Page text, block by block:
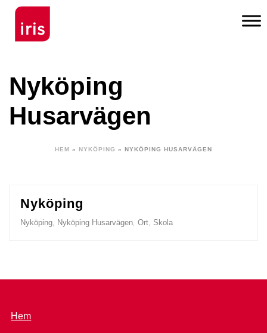
Nyköping
Husarvägen
HEM » NYKÖPING » NYKÖPING HUSARVÄGEN
Nyköping
Nyköping Nyköping Husarvägen Ort Skola
Hem